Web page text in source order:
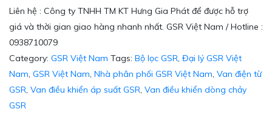
Liên hệ : Công ty TNHH TM KT Hưng Gia Phát để được hỗ trợ
giá và thời gian giao hàng nhanh nhất. GSR Việt Nam / Hotline :
0938710079
Category: GSR Việt Nam Tags: Bộ lọc GSR, Đại lý GSR Việt
Nam, GSR Việt Nam, Nhà phân phối GSR Việt Nam, Van điện từ
GSR, Van điều khiển áp suất GSR, Van điều khiển dòng chảy
GSR